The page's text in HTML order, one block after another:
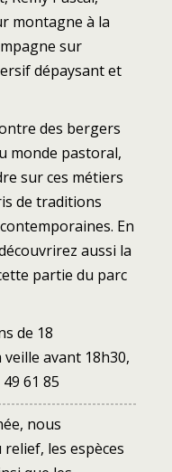
montagne à la
sur
dépaysant et
des bergers
monde pastoral,
sur ces métiers
de traditions
En
aussi la
partie du parc
de 18
avant 18h30,
61 85
nous
les espèces